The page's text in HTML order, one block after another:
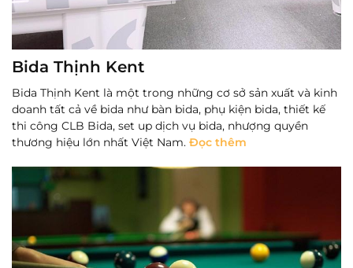
Bida Thịnh Kent
Bida Thịnh Kent là một trong những cơ sở sản xuất và kinh
doanh tất cả về bida như bàn bida, phụ kiện bida, thiết kế
thi công CLB Bida, set up dịch vụ bida, nhượng quyền
thương hiệu lớn nhất Việt Nam. Đọc thêm